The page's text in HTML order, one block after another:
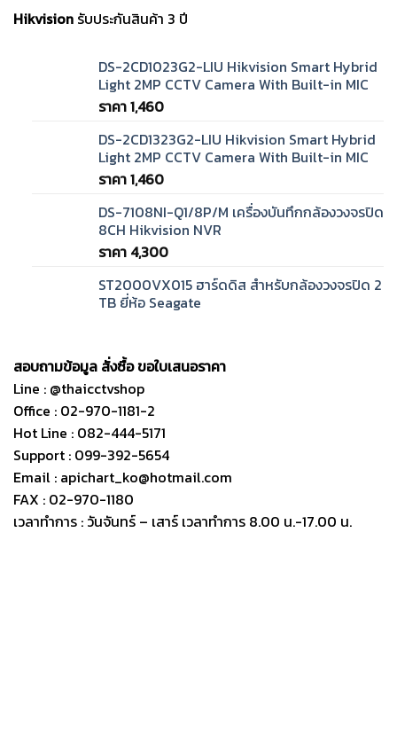
Hikvision รับประกันสินค้า 3 ปี
DS-2CD1023G2-LIU Hikvision Smart Hybrid
Light 2MP CCTV Camera With Built-in MIC
ราคา1,460
DS-2CD1323G2-LIU Hikvision Smart Hybrid
Light 2MP CCTV Camera With Built-in MIC
ราคา1,460
DS-7108NI-Q1/8P/M เครื่องบันทึกกล้องวงจรปิด
8CH Hikvision NVR
ราคา 4,300
ST2000VX015 ฮาร์ดดิส สำหรับกล้องวงจรปิด 2
TB ยี่ห้อ Seagate
สอบถามข้อมูล สั่งซื้อ ขอใบเสนอราคา
Line : @thaicctvshop
Office : 02-970-1181-2
Hot Line : 082-444-5171
Support : 099-392-5654
Email : apichart_ko@hotmail.com
FAX : 02-970-1180
เวลาทำการ : วันจันทร์ – เสาร์ เวลาทำการ 8.00 น.-17.00 น.